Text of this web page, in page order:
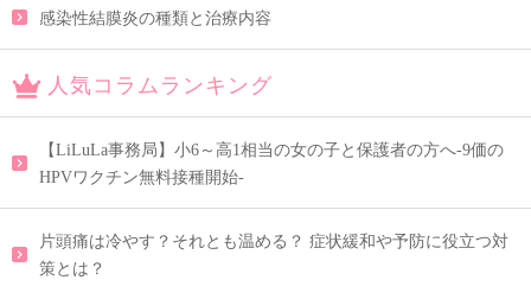
感染性結膜炎の種類と治療内容
人気コラムランキング
【LiLuLa事務局】小6～高1相当の女の子と保護者の方へ-9価の
HPVワクチン無料接種開始-
片頭痛は冷やす？それとも温める？ 症状緩和や予防に役立つ対
策とは？